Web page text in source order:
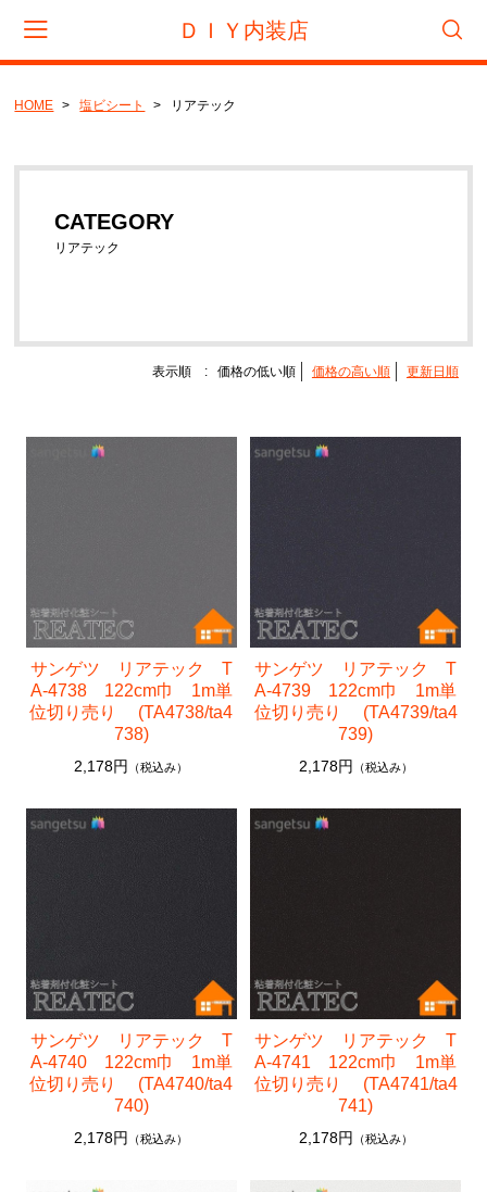
ＤＩＹ内装店
CATEGORY
フロアタイル
タジマ
置き敷きビニル床タイル
リフォームタイル
塩ビシート
3M™ ダイノック™ フィルム
ベルビアン
リアテック
クッションフロア
襖引き手
サンゲツ
中川ケミカル
フォグラス
カッティングシート
HOME 塩ビシート リアテック
CATEGORY
リアテック
表示順 : 価格の低い順 価格の高い順 更新日順
サンゲツ リアテック T
A-4738 122cm巾 1m単
位切り売り (TA4738/ta4
738)
2,178円 （税込み）
サンゲツ リアテック T
A-4739 122cm巾 1m単
位切り売り (TA4739/ta4
739)
2,178円 （税込み）
サンゲツ リアテック T
A-4740 122cm巾 1m単
位切り売り (TA4740/ta4
740)
2,178円 （税込み）
サンゲツ リアテック T
A-4741 122cm巾 1m単
位切り売り (TA4741/ta4
741)
2,178円 （税込み）